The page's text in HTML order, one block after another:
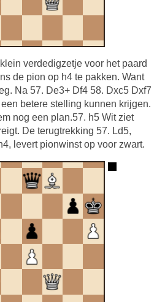
verdedigzetje voor het paard
de pion op h4 te pakken. Want
Na 57. De3+ Df4 58. Dxc5 Dxf7
betere stelling kunnen krijgen.
nog een plan.57. h5 Wit ziet
De terugtrekking 57. Ld5,
levert pionwinst op voor zwart.